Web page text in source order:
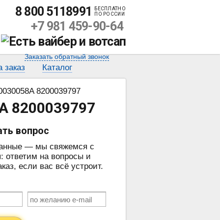
8 800 5118991
БЕСПЛАТНО
ПО РОССИИ
+7 981 459-90-64
Заказать обратный звонок
заказ Каталог
8200039797
8200039797
вопрос
— мы свяжемся с
ответим на вопросы и
если вас всё устроит.